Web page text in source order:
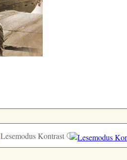
Lesemodus Kontrast